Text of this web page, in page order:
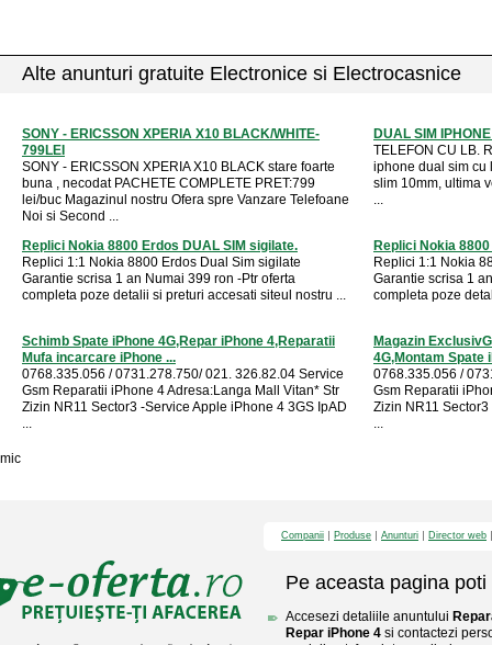
Alte anunturi gratuite Electronice si Electrocasnice
SONY - ERICSSON XPERIA X10 BLACK/WHITE-
799LEI
SONY - ERICSSON XPERIA X10 BLACK stare foarte
buna , necodat PACHETE COMPLETE PRET:799
lei/buc Magazinul nostru Ofera spre Vanzare Telefoane
Noi si Second ...
DUAL SIM
TELEFON CU LB.
iphone dual sim cu
slim 10mm, ultima
...
Replici Nokia 8800 Erdos DUAL SIM sigilate.
Replici 1:1 Nokia 8800 Erdos Dual Sim sigilate
Garantie scrisa 1 an Numai 399 ron -Ptr oferta
completa poze detalii si preturi accesati siteul nostru ...
Replici Nokia
Replici 1:1 Nokia
Garantie scrisa 1
completa poze
Schimb Spate iPhone 4G,Repar iPhone 4,Reparatii
Mufa incarcare iPhone ...
0768.335.056 / 0731.278.750/ 021. 326.82.04 Service
Gsm Reparatii iPhone 4 Adresa:Langa Mall Vitan* Str
Zizin NR11 Sector3 -Service Apple iPhone 4 3GS IpAD
...
Magazin
4G,Montam Spate
0768.335.056 /
Gsm Reparatii
Zizin NR11
...
mic
Companii Produse Anunturi Director web
Pe aceasta pagina poti
Accesezi detaliile anuntului
Repar iPhone 4 si contactezi